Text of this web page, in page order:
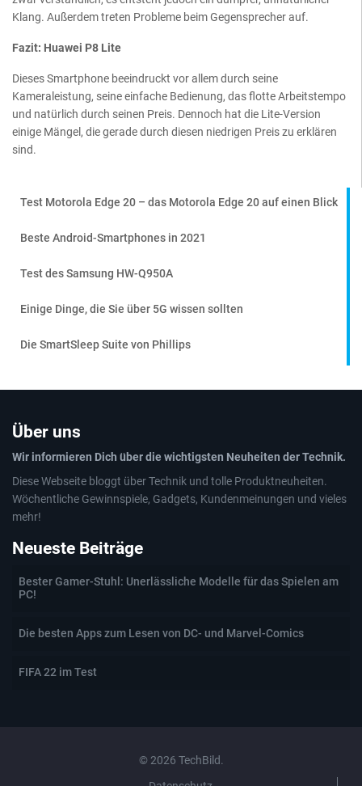
Klang. Außerdem treten Probleme beim Gegensprecher auf.
Fazit: Huawei P8 Lite
Dieses Smartphone beeindruckt vor allem durch seine
Kameraleistung, seine einfache Bedienung, das flotte Arbeitstempo
und natürlich durch seinen Preis. Dennoch hat die Lite-Version
einige Mängel, die gerade durch diesen niedrigen Preis zu erklären
sind.
Test Motorola Edge 20 – das Motorola Edge 20 auf einen Blick
Beste Android-Smartphones in 2021
Test des Samsung HW-Q950A
Einige Dinge, die Sie über 5G wissen sollten
Die SmartSleep Suite von Phillips
Über uns
Wir informieren Dich über die wichtigsten Neuheiten der Technik.
Diese Webseite bloggt über Technik und tolle Produktneuheiten.
Wöchentliche Gewinnspiele, Gadgets, Kundenmeinungen und vieles
mehr!
Neueste Beiträge
Bester Gamer-Stuhl: Unerlässliche Modelle für das Spielen am
PC!
Die besten Apps zum Lesen von DC- und Marvel-Comics
FIFA 22 im Test
© 2026 TechBild.